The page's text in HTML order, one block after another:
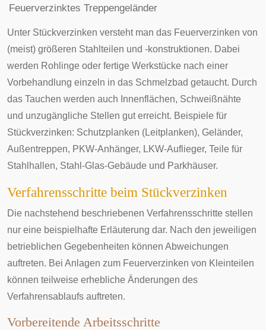
Feuerverzinktes Treppengeländer
Unter Stückverzinken versteht man das Feuerverzinken von
(meist) größeren Stahlteilen und -konstruktionen. Dabei
werden Rohlinge oder fertige Werkstücke nach einer
Vorbehandlung einzeln in das Schmelzbad getaucht. Durch
das Tauchen werden auch Innenflächen, Schweißnähte
und unzugängliche Stellen gut erreicht. Beispiele für
Stückverzinken: Schutzplanken (Leitplanken), Geländer,
Außentreppen, PKW-Anhänger, LKW-Auflieger, Teile für
Stahlhallen, Stahl-Glas-Gebäude und Parkhäuser.
Verfahrensschritte beim Stückverzinken
Die nachstehend beschriebenen Verfahrensschritte stellen
nur eine beispielhafte Erläuterung dar. Nach den jeweiligen
betrieblichen Gegebenheiten können Abweichungen
auftreten. Bei Anlagen zum Feuerverzinken von Kleinteilen
können teilweise erhebliche Änderungen des
Verfahrensablaufs auftreten.
Vorbereitende Arbeitsschritte